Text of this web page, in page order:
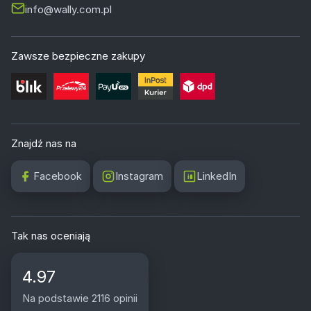
jasny, otwarty las, który wspaniale i optycznie powiększy
całe wnętrze.
leśną?
sypialni oraz salonu idealna będzieFlizelina Artist
(180g), która oferuje matowe wykończenie i nie zawiera
PVC. Do przedpokoju polecamy
Winyl Piasek (290g)
ponieważ jego unikalna faktura świetnie maskuje drobne
nierówności ściany. W kuchni oraz łazience najlepiej
wariantach montaż jest bardzo prosty, ponieważ klej
info@wally.com.pl
Zawsze bezpieczne zakupy
Znajdź nas na
Facebook Instagram LinkedIn
Tak nas oceniają
4.97
Na podstawie 2116 opinii